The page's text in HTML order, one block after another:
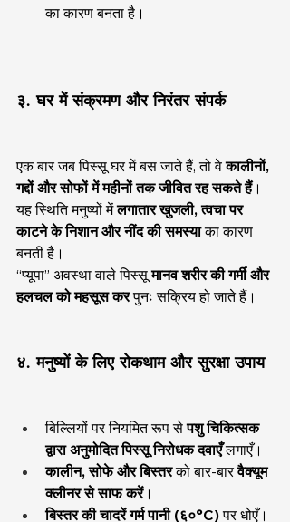
का कारण बनता है।
३. घर में संक्रमण और निरंतर संपर्क
एक बार जब पिस्सू घर में बस जाते हैं, तो वे कालीनों,
गद्दों और सोफों में महीनों तक जीवित रह सकते हैं।
यह स्थिति मनुष्यों में लगातार खुजली, त्वचा पर
काटने के निशान और नींद की समस्या का कारण
बनती है।
“प्यूपा” अवस्था वाले पिस्सू मानव शरीर की गर्मी और
हलचल को महसूस कर पुनः सक्रिय हो जाते हैं।
४. मनुष्यों के लिए रोकथाम और सुरक्षा उपाय
बिल्लियों पर नियमित रूप से पशु चिकित्सक
द्वारा अनुमोदित पिस्सू निरोधक दवाएँ लगाएँ।
कालीन, सोफे और बिस्तर को बार-बार वैक्यूम
क्लीनर से साफ करें।
बिस्तर की चादरें गर्म पानी (६०°C) पर धोएँ।